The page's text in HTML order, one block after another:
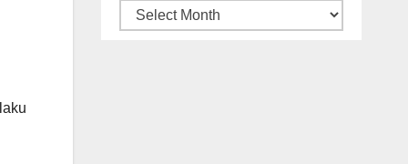
ARSIP